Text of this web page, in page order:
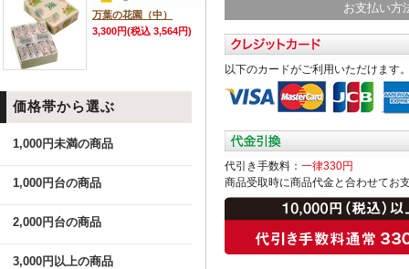
万葉の花園（中）
3,300円(税込 3,564円)
価格帯から選ぶ
1,000円未満の商品
1,000円台の商品
2,000円台の商品
3,000円以上の商品
お支払い方
以下のカードがご利用いただけます
代引き手数料： 一律330円
商品受取時に商品代金と合わせてお